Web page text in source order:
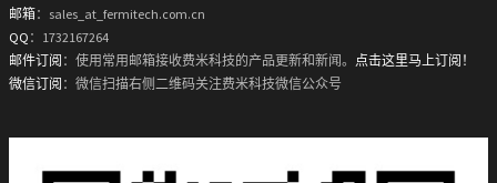
邮箱：sales_at_fermitech.com.cn
QQ ：1732167264
邮件订阅 ：使用常用邮箱接收费米科技的产品更新和新闻。 点击这里马上订阅！
微信订阅 ：微信扫描右侧二维码关注费米科技微信公众号